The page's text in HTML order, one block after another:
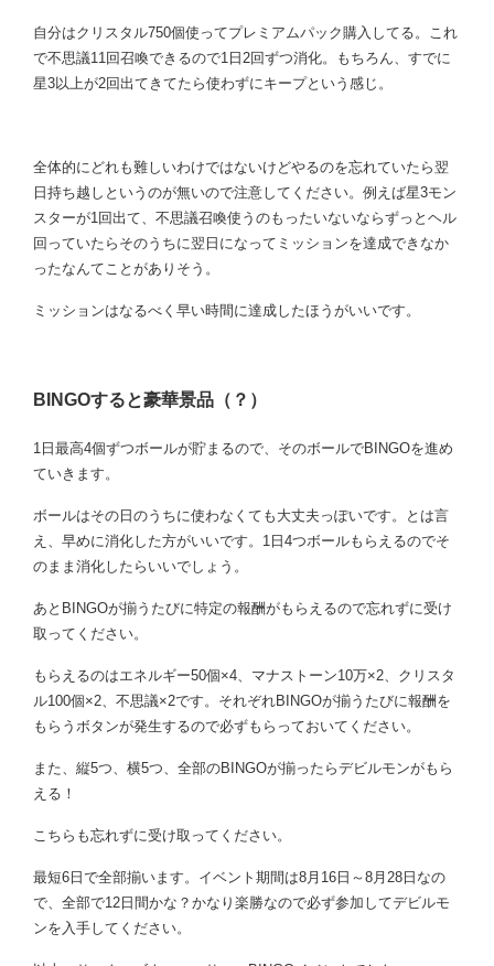
自分はクリスタル750個使ってプレミアムパック購入してる。これ
で不思議11回召喚できるので1日2回ずつ消化。もちろん、すでに
星3以上が2回出てきてたら使わずにキープという感じ。
全体的にどれも難しいわけではないけどやるのを忘れていたら翌
日持ち越しというのが無いので注意してください。例えば星3モン
スターが1回出て、不思議召喚使うのもったいないならずっとヘル
回っていたらそのうちに翌日になってミッションを達成できなか
ったなんてことがありそう。
ミッションはなるべく早い時間に達成したほうがいいです。
BINGOすると豪華景品（？）
1日最高4個ずつボールが貯まるので、そのボールでBINGOを進め
ていきます。
ボールはその日のうちに使わなくても大丈夫っぽいです。とは言
え、早めに消化した方がいいです。1日4つボールもらえるのでそ
のまま消化したらいいでしょう。
あとBINGOが揃うたびに特定の報酬がもらえるので忘れずに受け
取ってください。
もらえるのはエネルギー50個×4、マナストーン10万×2、クリスタ
ル100個×2、不思議×2です。それぞれBINGOが揃うたびに報酬を
もらうボタンが発生するので必ずもらっておいてください。
また、縦5つ、横5つ、全部のBINGOが揃ったらデビルモンがもら
える！
こちらも忘れずに受け取ってください。
最短6日で全部揃います。イベント期間は8月16日～8月28日なの
で、全部で12日間かな？かなり楽勝なので必ず参加してデビルモ
ンを入手してください。